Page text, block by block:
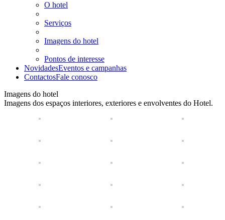
O hotel
Serviços
Imagens do hotel
Pontos de interesse
NovidadesEventos e campanhas
ContactosFale conosco
Imagens do hotel
Imagens dos espaços interiores, exteriores e envolventes do Hotel.